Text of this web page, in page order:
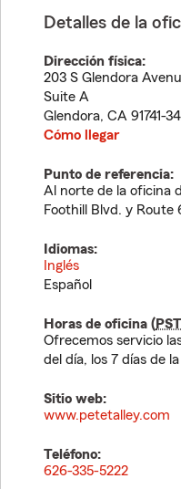
Detalles de la
Dirección física:
203 S Glendora
Suite A
Glendora, CA 91741-
Cómo llegar
Punto de referencia:
Al norte de la oficina
Foothill Blvd. y Route
Idiomas:
Inglés
Español
Horas de oficina (PST
Ofrecemos servicio
del día, los 7 días de
Sitio web:
www.petetalley.com
Teléfono:
626-335-5222